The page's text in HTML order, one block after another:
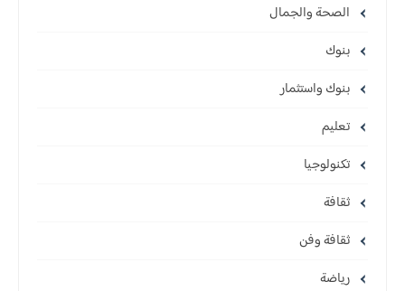
الصحة والجمال
بنوك
بنوك واستثمار
تعليم
تكنولوجيا
ثقافة
ثقافة وفن
رياضة